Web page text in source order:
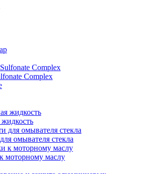
Complex
омывателя стекла
моторному маслу